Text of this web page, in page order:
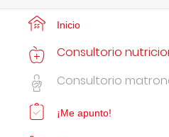
Inicio
Consultorio
Consultorio
¡Me apunto!